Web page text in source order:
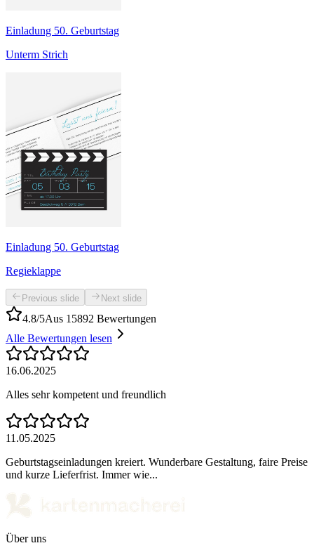
Einladung 50. Geburtstag
Unterm Strich
Einladung 50. Geburtstag
Regieklappe
Previous slide Next slide
4.8/5Aus 15892 Bewertungen
Alle Bewertungen lesen
16.06.2025
Alles sehr kompetent und freundlich
11.05.2025
Geburtstagseinladungen kreiert. Wunderbare Gestaltung, faire Preise
und kurze Lieferfrist. Immer wie...
Über uns